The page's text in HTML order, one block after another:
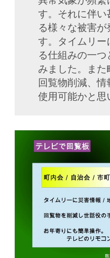
す。それに伴い
る様々な被害が
す。タイムリー
る仕組みの一つ
みました。また
回覧物削減、情
使用可能かと思